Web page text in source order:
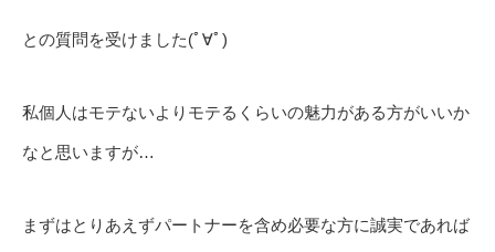
との質問を受けました(ﾟ∀ﾟ)
私個人はモテないよりモテるくらいの魅力がある方がいいか
なと思いますが…
まずはとりあえずパートナーを含め必要な方に誠実であれば